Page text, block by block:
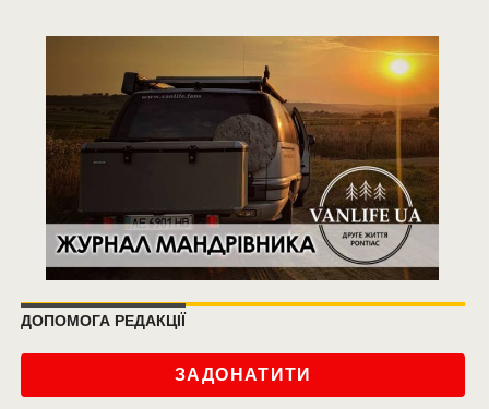
ДОПОМОГА РЕДАКЦІЇ
ЗАДОНАТИТИ